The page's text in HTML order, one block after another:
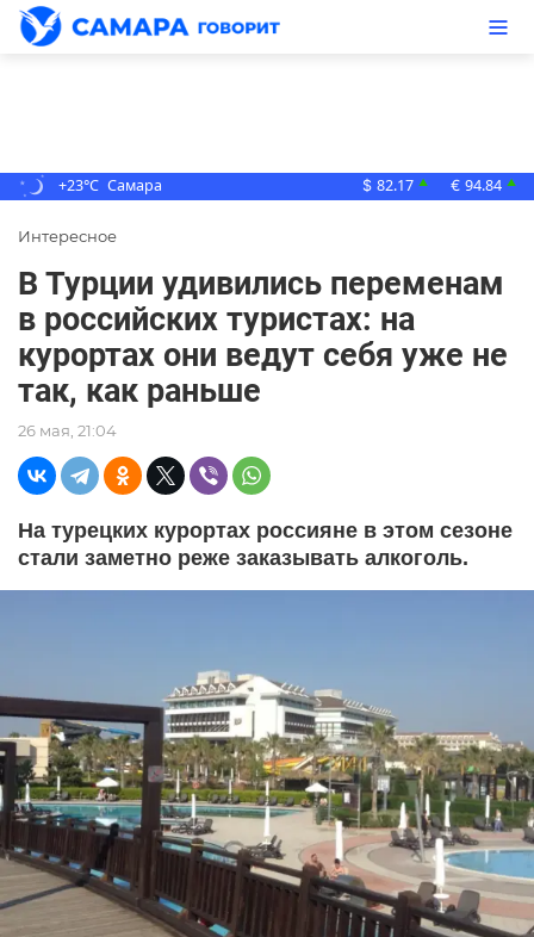
+23°C Самара $ 82.17 ▲ € 94.84 ▲
Интересное
В Турции удивились переменам
в российских туристах: на
курортах они ведут себя уже не
так, как раньше
26 мая, 21:04
На турецких курортах россияне в этом сезоне
стали заметно реже заказывать алкоголь.